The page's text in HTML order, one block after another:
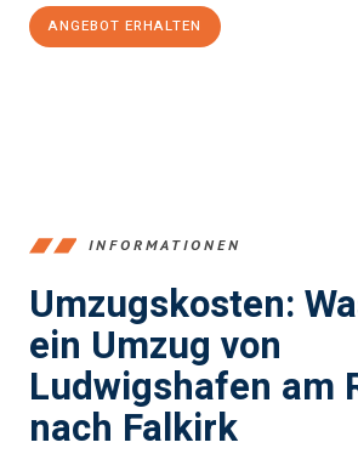
ANGEBOT ERHALTEN
INFORMATIONEN
Umzugskosten:
ein Umzug von
Ludwigshafen am
nach Falkirk